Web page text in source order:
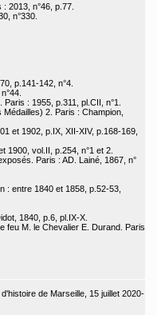
2013, n°46, p.77.
n°330.
p.141-142, n°4.
: 1955, p.311, pl.CII, n°1.
2. Paris : Champion,
et 1902, p.IX, XII-XIV, p.168-169,
vol.II, p.254, n°1 et 2.
Paris : AD. Lainé, 1867, n°
: entre 1840 et 1858, p.52-53,
1840, p.6, pl.IX-X.
feu M. le Chevalier E. Durand. Paris
de Marseille, 15 juillet 2020-